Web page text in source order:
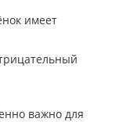
имеет
важно для